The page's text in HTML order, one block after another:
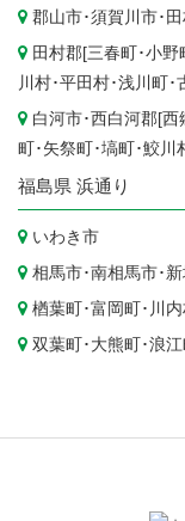
郡山市･須賀川市･
田村郡[三春町 ･小野
川村･平田村･浅川町 ･
白河市･西白河郡[西
町 ･ 矢祭町 ･塙町 ･鮫川
福島県 浜通り
いわき市
相馬市･南相馬市･ 新
楢葉町 ･富岡町 ･ 川
双葉町 ･ 大熊町 ･浪江